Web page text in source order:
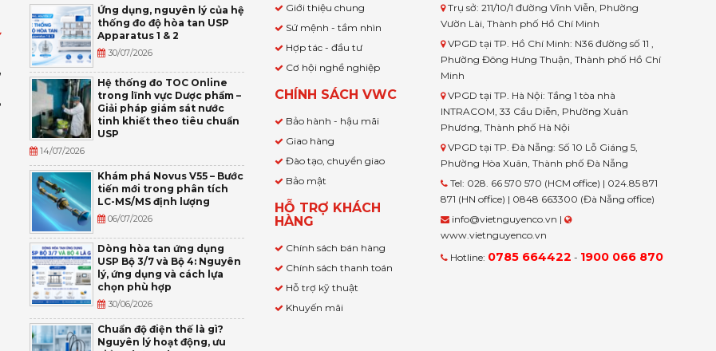
Ứng dụng, nguyên lý của hệ
thống đo độ hòa tan USP
Apparatus 1 & 2
30/07/2026
Hệ thống đo TOC Online
trong lĩnh vực Dược phẩm –
Giải pháp giám sát nước
tinh khiết theo tiêu chuẩn
USP
14/07/2026
Khám phá Novus V55 – Bước
tiến mới trong phân tích
LC-MS/MS định lượng
06/07/2026
Dòng hòa tan ứng dụng
USP Bộ 3/7 và Bộ 4: Nguyên
lý, ứng dụng và cách lựa
chọn phù hợp
30/06/2026
Chuẩn độ điện thế là gì?
Nguyên lý hoạt động, ưu
Giới thiệu chung
Sứ mệnh - tầm nhìn
Hợp tác - đầu tư
Cơ hội nghề nghiệp
CHÍNH SÁCH VWC
Bảo hành - hậu mãi
Giao hàng
Đào tạo, chuyển giao
Bảo mật
HỖ TRỢ KHÁCH
HÀNG
Chính sách bán hàng
Chính sách thanh toán
Hỗ trợ kỹ thuật
Khuyến mãi
Trụ sở: 211/10/1 đường Vĩnh Viễn, Phường
Vườn Lài, Thành phố Hồ Chí Minh
VPGD tại TP. Hồ Chí Minh: N36 đường số 11 ,
Phường Đông Hưng Thuận, Thành phố Hồ Chí
Minh
VPGD tại TP. Hà Nội: Tầng 1 tòa nhà
INTRACOM, 33 Cầu Diễn, Phường Xuân
Phương, Thành phố Hà Nội
VPGD tại TP. Đà Nẵng: Số 10 Lỗ Giáng 5,
Phường Hòa Xuân, Thành phố Đà Nẵng
Tel: 028. 66 570 570 (HCM office) | 024.85 871
871 (HN office) | 0848 663300 (Đà Nẵng office)
info@vietnguyenco.vn |
www.vietnguyenco.vn
Hotline: 0785 664422 - 1900 066 870